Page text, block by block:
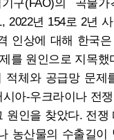
구(FAO)의 곡물가
2022년 154로 2년
인상에 대해 한국
를 원인으로 지목했
적체와 공급망 문제
아-우크라이나 전
원인을 찾았다. 전쟁
농산물의 수출길이